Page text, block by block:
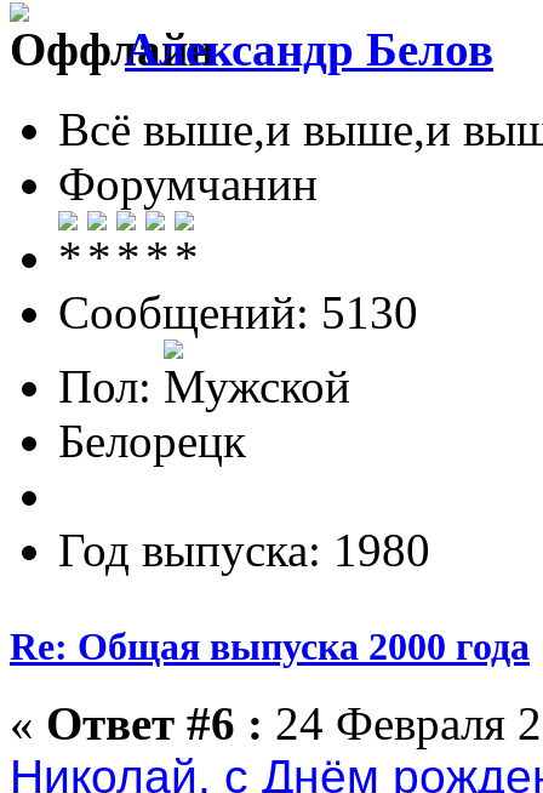
Александр Белов
Всё выше,и выше,и
Форумчанин
Сообщений: 5130
Пол:
Белорецк
Год выпуска: 1980
Re: Общая выпуска 2000 года
« Ответ #6 : 24 Февраля
Николай, с Днём